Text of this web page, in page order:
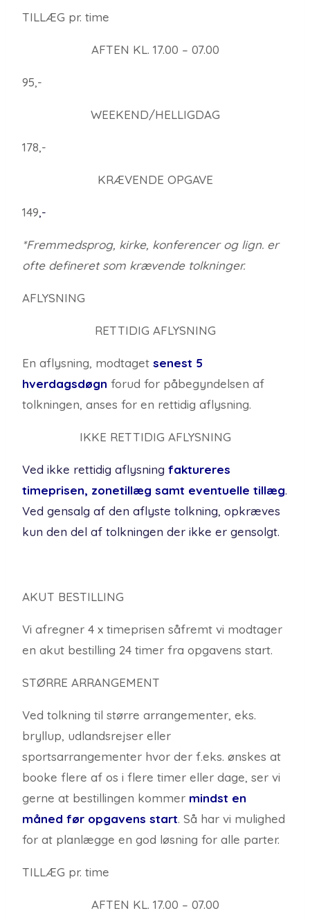
TILLÆG pr. time
AFTEN KL. 17.00 – 07.00
95,-
WEEKEND/HELLIGDAG
178,-
KRÆVENDE OPGAVE
149,-
*Fremmedsprog, kirke, konferencer og lign. er
ofte defineret som krævende tolkninger.
AFLYSNING
RETTIDIG AFLYSNING
En aflysning, modtaget senest 5
hverdagsdøgn forud for påbegyndelsen af
tolkningen, anses for en rettidig aflysning.
IKKE RETTIDIG AFLYSNING
Ved ikke rettidig aflysning faktureres
timeprisen, zonetillæg samt eventuelle tillæg.
Ved gensalg af den aflyste tolkning, opkræves
kun den del af tolkningen der ikke er gensolgt.
AKUT BESTILLING
Vi afregner 4 x timeprisen såfremt vi modtager
en akut bestilling 24 timer fra opgavens start.
STØRRE ARRANGEMENT
Ved tolkning til større arrangementer, eks.
bryllup, udlandsrejser eller
sportsarrangementer hvor der f.eks. ønskes at
booke flere af os i flere timer eller dage, ser vi
gerne at bestillingen kommer mindst en
måned før opgavens start. Så har vi mulighed
for at planlægge en god løsning for alle parter.
TILLÆG pr. time
AFTEN KL. 17.00 – 07.00